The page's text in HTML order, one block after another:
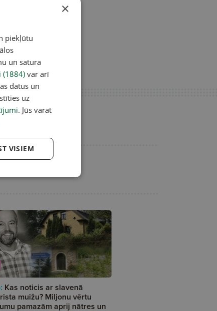
Kas noticis ar slavenā
muižu? Miljonu vērtu
pamazām aprij nātres un
×
piekļūtu
un satura
(1884) var arī
datus un
uz
. Jūs varat
VISIEM